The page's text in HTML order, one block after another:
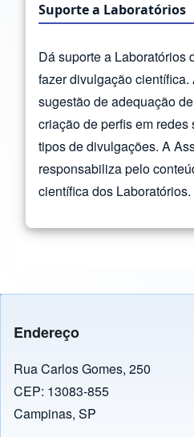
Suporte a Laboratórios
Dá suporte a Laboratórios
fazer divulgação
sugestão de adequação
criação de perfis em
tipos de divulgações. A
responsabiliza pelo
científica dos Laboratórios.
Endereço
Rua Carlos Gomes, 250
CEP: 13083-855
Campinas, SP